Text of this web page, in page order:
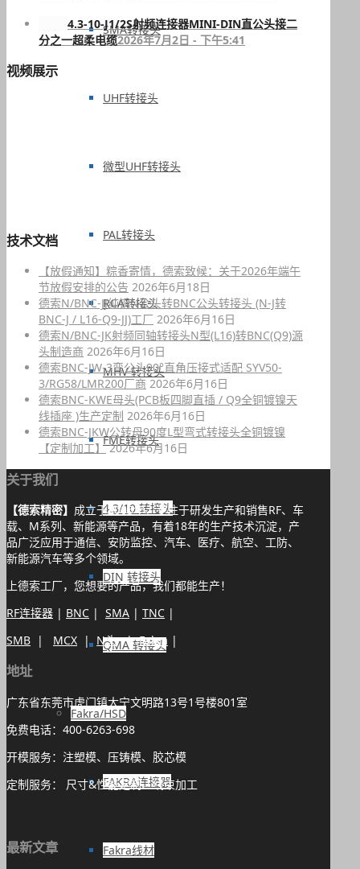
SMA转接头
UHF转接头
微型UHF转接头
PAL转接头
RCA转接头
MHV 转接头
FME转接头
4.3/10 转接头
DIN 转接头
QMA 转接头
Fakra/HSD
FAKRA连接器
Fakra线材
4.3-10-J1/2S射频连接器MINI-DIN直公头接二
分之一超柔电缆2026年7月2日 - 下午5:41
视频展示
技术文档
【放假通知】粽香寄情，德索致候：关于2026年端午
节放假安排的公告 2026年6月18日
德索N/BNC-JJ纯铜N公头转BNC公头转接头 (N-J转
BNC-J / L16-Q9-JJ)工厂 2026年6月16日
德索N/BNC-JK射频同轴转接头N型(L16)转BNC(Q9)源
头制造商 2026年6月16日
德索BNC-JW-3弯公头90°直角压接式适配 SYV50-
3/RG58/LMR200厂商 2026年6月16日
德索BNC-KWE母头(PCB板四脚直插 / Q9全铜镀镍天
线插座 )生产定制 2026年6月16日
德索BNC-JKW公转母90度L型弯式转接头全铜镀镍
【定制加工】 2026年6月16日
关于我们
【德索精密】 成立于2005年，专注于研发生产和销售RF、车
载、M系列、新能源等产品，有着18年的生产技术沉淀，产
品广泛应用于通信、安防监控、汽车、医疗、航空、工防、
新能源汽车等多个领域。
上德索工厂，您想要的产品，我们都能生产！
RF连接器 | BNC | SMA | TNC |
SMB | MCX | N头|Fakra |
地址
广东省东莞市虎门镇大宁文明路13号1号楼801室
免费电话：400-6263-698
开模服务：注塑模、压铸模、胶芯模
定制服务： 尺寸&性能定制、线束加工
最新文章